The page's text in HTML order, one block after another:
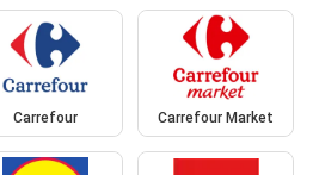
Carrefour Carrefour Market